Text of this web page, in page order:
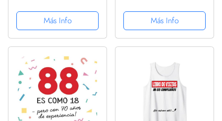
CamisetaMás Info
CamisetaMás Info